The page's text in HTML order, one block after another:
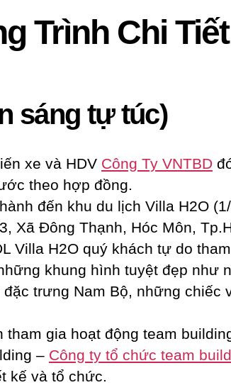
Trình Chi Tiết
sáng tự túc)
xe và HDV Công Ty VNTBD
theo hợp đồng.
đến khu du lịch Villa H2O
Xã Đông Thạnh, Hóc Môn,
H2O quý khách tự do tham
khung hình tuyệt đẹp như
trưng Nam Bộ, những chiếc
gia hoạt động team
– Công ty tổ chức team
kế và tổ chức.